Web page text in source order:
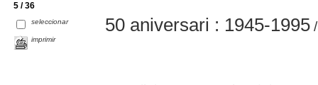
5 / 36
seleccionar
imprimir
50 aniversari : 1945-1995/